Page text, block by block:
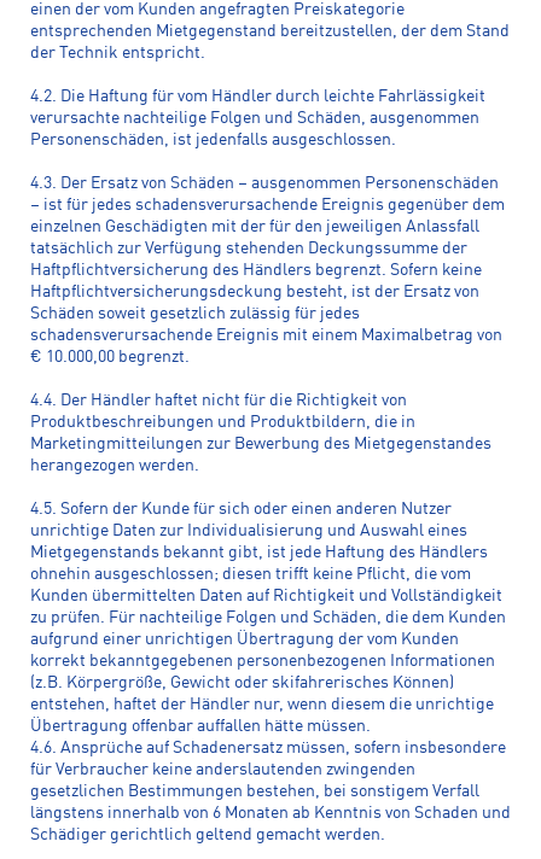
einen der vom Kunden angefragten Preiskategorie
entsprechenden Mietgegenstand bereitzustellen, der dem Stand
der Technik entspricht.
4.2. Die Haftung für vom Händler durch leichte Fahrlässigkeit
verursachte nachteilige Folgen und Schäden, ausgenommen
Personenschäden, ist jedenfalls ausgeschlossen.
4.3. Der Ersatz von Schäden – ausgenommen Personenschäden
– ist für jedes schadensverursachende Ereignis gegenüber dem
einzelnen Geschädigten mit der für den jeweiligen Anlassfall
tatsächlich zur Verfügung stehenden Deckungssumme der
Haftpflichtversicherung des Händlers begrenzt. Sofern keine
Haftpflichtversicherungsdeckung besteht, ist der Ersatz von
Schäden soweit gesetzlich zulässig für jedes
schadensverursachende Ereignis mit einem Maximalbetrag von
€ 10.000,00 begrenzt.
4.4. Der Händler haftet nicht für die Richtigkeit von
Produktbeschreibungen und Produktbildern, die in
Marketingmitteilungen zur Bewerbung des Mietgegenstandes
herangezogen werden.
4.5. Sofern der Kunde für sich oder einen anderen Nutzer
unrichtige Daten zur Individualisierung und Auswahl eines
Mietgegenstands bekannt gibt, ist jede Haftung des Händlers
ohnehin ausgeschlossen; diesen trifft keine Pflicht, die vom
Kunden übermittelten Daten auf Richtigkeit und Vollständigkeit
zu prüfen. Für nachteilige Folgen und Schäden, die dem Kunden
aufgrund einer unrichtigen Übertragung der vom Kunden
korrekt bekanntgegebenen personenbezogenen Informationen
(z.B. Körpergröße, Gewicht oder skifahrerisches Können)
entstehen, haftet der Händler nur, wenn diesem die unrichtige
Übertragung offenbar auffallen hätte müssen.
4.6. Ansprüche auf Schadenersatz müssen, sofern insbesondere
für Verbraucher keine anderslautenden zwingenden
gesetzlichen Bestimmungen bestehen, bei sonstigem Verfall
längstens innerhalb von 6 Monaten ab Kenntnis von Schaden und
Schädiger gerichtlich geltend gemacht werden.